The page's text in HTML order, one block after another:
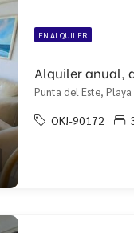
EN ALQUILER
Punta del Este,
OK!-90172